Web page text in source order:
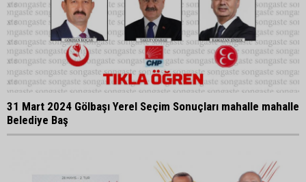
31 Mart 2024 Gölbaşı Yerel Seçim Sonuçları mahalle mahalle
Belediye Baş